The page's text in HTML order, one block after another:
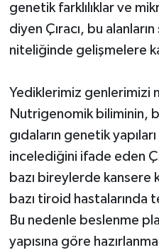
genetik farklılıklar ve
diyen Çıracı, bu
niteliğinde gelişmelere
Yediklerimiz genlerimizi
Nutrigenomik biliminin,
gıdaların genetik
incelediğini ifade eden
bazı bireylerde kansere
bazı tiroid
Bu nedenle beslenme
yapısına göre